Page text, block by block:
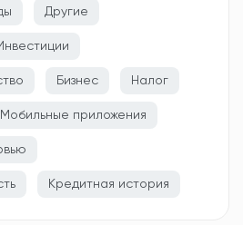
Другие
Бизнес Налог
Мобильные приложения
Кредитная история